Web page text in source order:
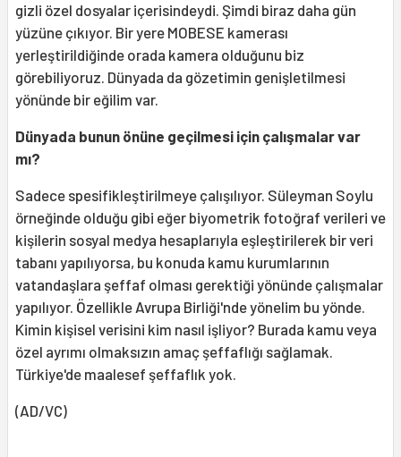
gizli özel dosyalar içerisindeydi. Şimdi biraz daha gün
yüzüne çıkıyor. Bir yere MOBESE kamerası
yerleştirildiğinde orada kamera olduğunu biz
görebiliyoruz. Dünyada da gözetimin genişletilmesi
yönünde bir eğilim var.
Dünyada bunun önüne geçilmesi için çalışmalar var
mı?
Sadece spesifikleştirilmeye çalışılıyor. Süleyman Soylu
örneğinde olduğu gibi eğer biyometrik fotoğraf verileri ve
kişilerin sosyal medya hesaplarıyla eşleştirilerek bir veri
tabanı yapılıyorsa, bu konuda kamu kurumlarının
vatandaşlara şeffaf olması gerektiği yönünde çalışmalar
yapılıyor. Özellikle Avrupa Birliği'nde yönelim bu yönde.
Kimin kişisel verisini kim nasıl işliyor? Burada kamu veya
özel ayrımı olmaksızın amaç şeffaflığı sağlamak.
Türkiye'de maalesef şeffaflık yok.
(AD/VC)